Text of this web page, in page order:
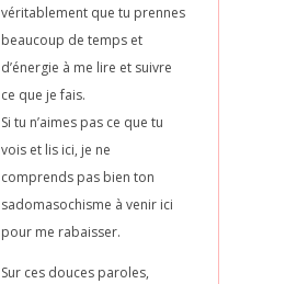
véritablement que tu prennes
beaucoup de temps et
d’énergie à me lire et suivre
ce que je fais.
Si tu n’aimes pas ce que tu
vois et lis ici, je ne
comprends pas bien ton
sadomasochisme à venir ici
pour me rabaisser.
Sur ces douces paroles,